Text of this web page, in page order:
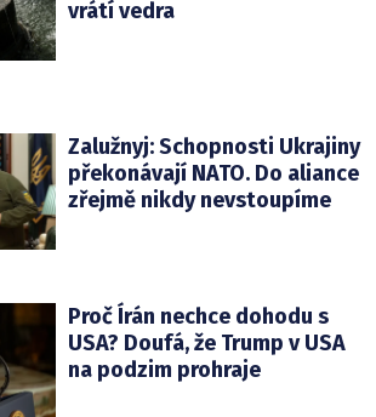
vrátí vedra
Zalužnyj: Schopnosti Ukrajiny
překonávají NATO. Do aliance
zřejmě nikdy nevstoupíme
Proč Írán nechce dohodu s
USA? Doufá, že Trump v USA
na podzim prohraje